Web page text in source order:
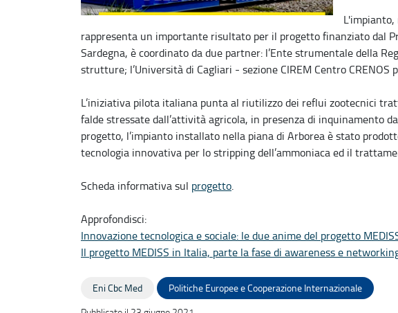
rappresenta un importante risultato per il progetto finanziato dal
Sardegna, è coordinato da due partner: l’Ente strumentale della
strutture; l’Università di Cagliari - sezione CIREM Centro CRENOS
L’iniziativa pilota italiana punta al riutilizzo dei reflui zootecnici
falde stressate dall’attività agricola, in presenza di inquinamento
progetto, l’impianto installato nella piana di Arborea è stato
tecnologia innovativa per lo stripping dell’ammoniaca ed il
Scheda informativa sul progetto.
Approfondisci:
Innovazione tecnologica e sociale: le due anime del progetto
Il progetto MEDISS in Italia, parte la fase di awareness e
Eni Cbc Med
Politiche Europee e Cooperazione Internazionale